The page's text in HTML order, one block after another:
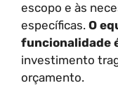
escopo e às
específicas. O
funcionalidade
investimento
orçamento.